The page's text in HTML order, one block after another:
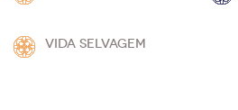
VIDA SELVAGEM